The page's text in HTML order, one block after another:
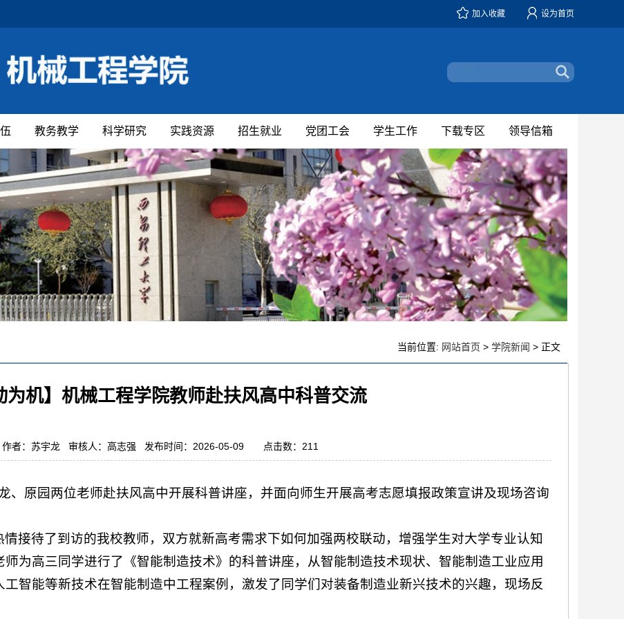
设为首页
加入收藏
教务教学 科学研究 实践资源 招生就业 党团工会 学生工作 下载专区 领导信箱
当前位置: 网站首页 > 学院新闻 > 正文
为机】机械工程学院教师赴扶风高中科普交流
作者：苏宇龙 审核人：高志强 发布时间：2026-05-09 点击数： 211
、原园两位老师赴扶风高中开展科普讲座，并面向师生开展高考志愿填报政策宣讲及现场咨询
接待了到访的我校教师，双方就新高考需求下如何加强两校联动，增强学生对大学专业认知
为高三同学进行了《智能制造技术》的科普讲座，从智能制造技术现状、智能制造工业应用
智能等新技术在智能制造中工程案例，激发了同学们对装备制造业新兴技术的兴趣，现场反